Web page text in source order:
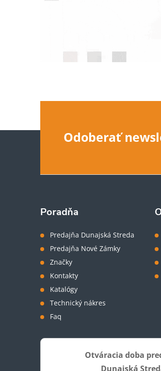
Odoberať
Poradňa
Predajňa Dunajská Streda
Predajňa Nové Zámky
Značky
Kontakty
Katalógy
Technický nákres
Faq
Otváracia doba
Dunajská